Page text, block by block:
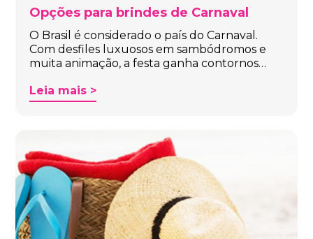
Opções para brindes de Carnaval
O Brasil é considerado o país do Carnaval.
Com desfiles luxuosos em sambódromos e
muita animação, a festa ganha contornos…
Leia mais >